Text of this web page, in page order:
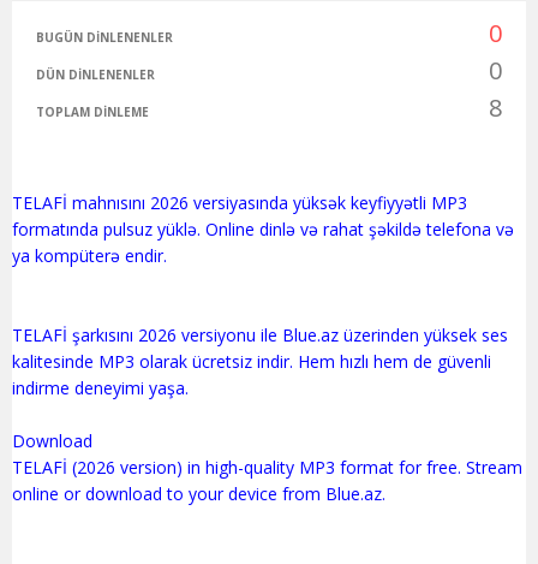
BUGÜN DINLENENLER 0
DÜN DINLENENLER 0
TOPLAM DINLEME 8
TELAFİ mahnısını 2026 versiyasında yüksək keyfiyyətli MP3
formatında pulsuz yüklə. Online dinlə və rahat şəkildə telefona və
ya kompüterə endir.
TELAFİ şarkısını 2026 versiyonu ile Blue.az üzerinden yüksek ses
kalitesinde MP3 olarak ücretsiz indir. Hem hızlı hem de güvenli
indirme deneyimi yaşa.
Download
TELAFİ (2026 version) in high-quality MP3 format for free. Stream
online or download to your device from Blue.az.